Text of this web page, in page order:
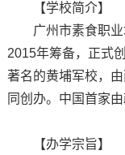
【学校简介】
广州市素食职
2015年筹备，正式
著名的黄埔军校，
同创办。中国首家
【办学宗旨】